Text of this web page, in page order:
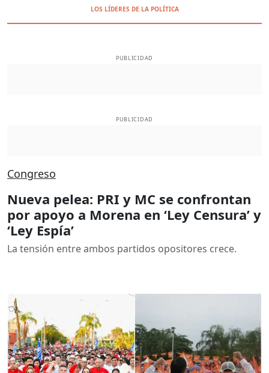
LOS LÍDERES DE LA POLÍTICA
PUBLICIDAD
PUBLICIDAD
Congreso
Nueva pelea: PRI y MC se confrontan
por apoyo a Morena en ‘Ley Censura’ y
‘Ley Espía’
La tensión entre ambos partidos opositores crece.